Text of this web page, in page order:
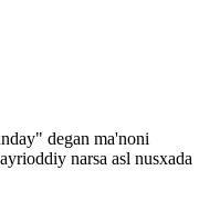
degan ma'noni
narsa asl nusxada